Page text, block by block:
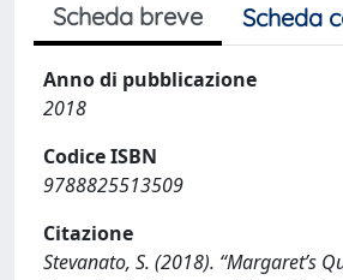
Scheda breve Scheda
Anno di pubblicazione
2018
Codice ISBN
9788825513509
Citazione
Stevanato, S. (2018). “Margaret’s